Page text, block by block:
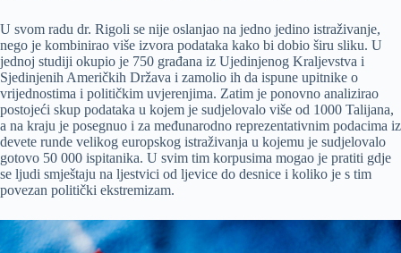
U svom radu dr. Rigoli se nije oslanjao na jedno jedino istraživanje,
nego je kombinirao više izvora podataka kako bi dobio širu sliku. U
jednoj studiji okupio je 750 građana iz Ujedinjenog Kraljevstva i
Sjedinjenih Američkih Država i zamolio ih da ispune upitnike o
vrijednostima i političkim uvjerenjima. Zatim je ponovno analizirao
postojeći skup podataka u kojem je sudjelovalo više od 1000 Talijana,
a na kraju je posegnuo i za međunarodno reprezentativnim podacima iz
devete runde velikog europskog istraživanja u kojemu je sudjelovalo
gotovo 50 000 ispitanika. U svim tim korpusima mogao je pratiti gdje
se ljudi smještaju na ljestvici od ljevice do desnice i koliko je s tim
povezan politički ekstremizam.